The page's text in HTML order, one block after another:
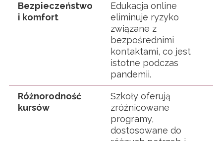
Bezpieczeństwo
i komfort
Edukacja online
eliminuje ryzyko
związane z
bezpośrednimi
kontaktami, co jest
istotne podczas
pandemii.
Różnorodność
kursów
Szkoły oferują
zróżnicowane
programy,
dostosowane do